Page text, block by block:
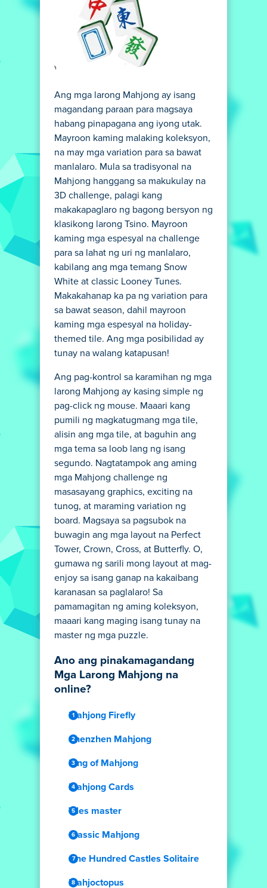
Ang mga larong Mahjong ay isang
magandang paraan para magsaya
habang pinapagana ang iyong utak.
Mayroon kaming malaking koleksyon,
na may mga variation para sa bawat
manlalaro. Mula sa tradisyonal na
Mahjong hanggang sa makukulay na
3D challenge, palagi kang
makakapaglaro ng bagong bersyon ng
klasikong larong Tsino. Mayroon
kaming mga espesyal na challenge
para sa lahat ng uri ng manlalaro,
kabilang ang mga temang Snow
White at classic Looney Tunes.
Makakahanap ka pa ng variation para
sa bawat season, dahil mayroon
kaming mga espesyal na holiday-
themed tile. Ang mga posibilidad ay
tunay na walang katapusan!
Ang pag-kontrol sa karamihan ng mga
larong Mahjong ay kasing simple ng
pag-click ng mouse. Maaari kang
pumili ng magkatugmang mga tile,
alisin ang mga tile, at baguhin ang
mga tema sa loob lang ng isang
segundo. Nagtatampok ang aming
mga Mahjong challenge ng
masasayang graphics, exciting na
tunog, at maraming variation ng
board. Magsaya sa pagsubok na
buwagin ang mga layout na Perfect
Tower, Crown, Cross, at Butterfly. O,
gumawa ng sarili mong layout at mag-
enjoy sa isang ganap na kakaibang
karanasan sa paglalaro! Sa
pamamagitan ng aming koleksyon,
maaari kang maging isang tunay na
master ng mga puzzle.
Ano ang pinakamagandang
Mga Larong Mahjong na
online?
Mahjong Firefly
Shenzhen Mahjong
King of Mahjong
Mahjong Cards
Tiles master
Classic Mahjong
One Hundred Castles Solitaire
Mahjoctopus